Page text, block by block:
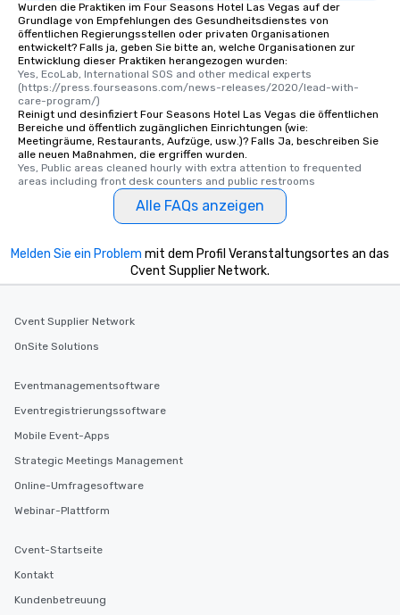
Wurden die Praktiken im Four Seasons Hotel Las Vegas auf der
Grundlage von Empfehlungen des Gesundheitsdienstes von
öffentlichen Regierungsstellen oder privaten Organisationen
entwickelt? Falls ja, geben Sie bitte an, welche Organisationen zur
Entwicklung dieser Praktiken herangezogen wurden:
Yes, EcoLab, International SOS and other medical experts
(https://press.fourseasons.com/news-releases/2020/lead-with-
care-program/)
Reinigt und desinfiziert Four Seasons Hotel Las Vegas die öffentlichen
Bereiche und öffentlich zugänglichen Einrichtungen (wie:
Meetingräume, Restaurants, Aufzüge, usw.)? Falls Ja, beschreiben Sie
alle neuen Maßnahmen, die ergriffen wurden.
Yes, Public areas cleaned hourly with extra attention to frequented
areas including front desk counters and public restrooms
Alle FAQs anzeigen
Melden Sie ein Problem mit dem Profil Veranstaltungsortes an das
Cvent Supplier Network.
Cvent Supplier Network
OnSite Solutions
Eventmanagementsoftware
Eventregistrierungssoftware
Mobile Event-Apps
Strategic Meetings Management
Online-Umfragesoftware
Webinar-Plattform
Cvent-Startseite
Kontakt
Kundenbetreuung